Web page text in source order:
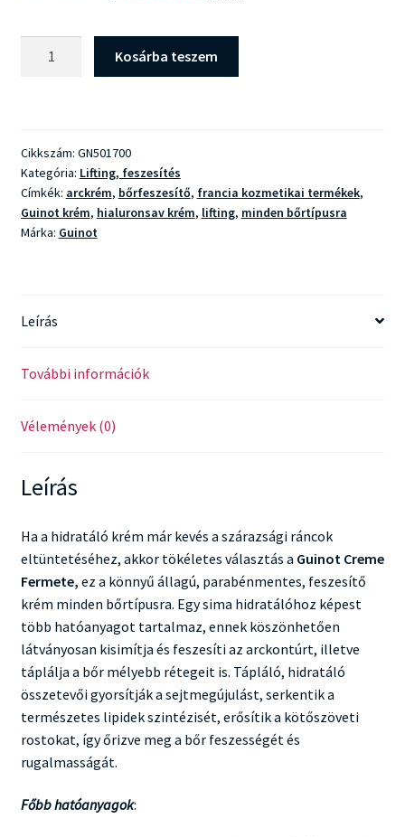
Kosárba teszem
Cikkszám: GN501700
Kategória: Lifting, feszesítés
Címkék: arckrém, bőrfeszesítő, francia kozmetikai termékek,
Guinot krém, hialuronsav krém, lifting, minden bőrtípusra
Márka: Guinot
Leírás
További információk
Vélemények (0)
Leírás
Ha a hidratáló krém már kevés a szárazsági ráncok
eltüntetéséhez, akkor tökéletes választás a Guinot Creme
Fermete, ez a könnyű állagú, parabénmentes, feszesítő
krém minden bőrtípusra. Egy sima hidratálóhoz képest
több hatóanyagot tartalmaz, ennek köszönhetően
látványosan kisimítja és feszesíti az arckontúrt, illetve
táplálja a bőr mélyebb rétegeit is. Tápláló, hidratáló
összetevői gyorsítják a sejtmegújulást, serkentik a
természetes lipidek szintézisét, erősítik a kötőszöveti
rostokat, így őrizve meg a bőr feszességét és
rugalmasságát.
Főbb hatóanyagok: